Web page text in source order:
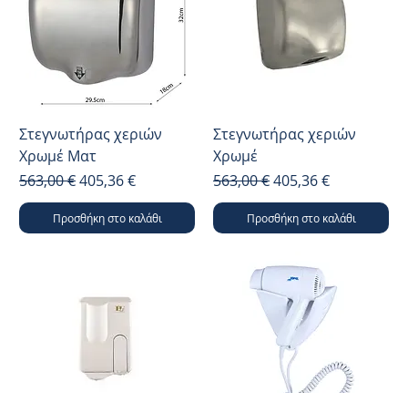
Στεγνωτήρας χεριών
Χρωμέ Ματ
Κανονική τιμή
563,00 €Τιμή Έκπτωσης
405,36 €
Προσθήκη στο καλάθι
Στεγνωτήρας χεριών
Χρωμέ
Κανονική τιμή
563,00 €Τιμή Έκπτωσης
405,36 €
Προσθήκη στο καλάθι